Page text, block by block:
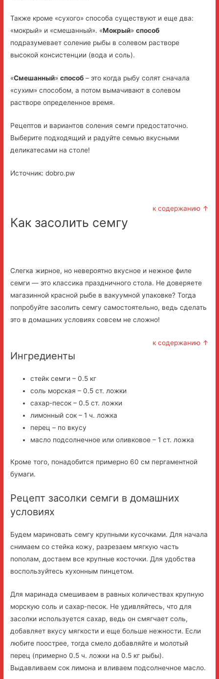
Также кроме «сухого» способа существуют и еще два:
«мокрый» и «смешанный». «Мокрый»способ
подразумевает соление рыбы в солевом растворе
высокой консистенции (вода и соль).
«Смешанный»способ – это когда рыбу солят сначала
«сухим» способом, а потом вымачивают в солевом
растворе определенное время.
Рецептов и вариантов соления семги предостаточно.
Выберите подходящий и радуйте семью вкусными
деликатесами на столе!
Источник: dobro.pw
к содержанию ↑
Как засолить семгу
Слегка жирное, но невероятно вкусное и нежное филе
семги — это классика праздничного стола. Не доверяете
магазинной красной рыбе в вакуумной упаковке? Тогда
попробуйте засолить семгу самостоятельно, ведь сделать
это в домашних условиях совсем не сложно!
к содержанию ↑
Ингредиенты
стейк семги – 0.5 кг
соль морская – 0.5 ст. ложки
сахар-песок – 0.5 ст. ложки
лимонный сок – 1 ч. ложка
перец – по вкусу
масло подсолнечное или оливковое – 1 ст. ложка
Кроме того, понадобится примерно 60 см пергаментной
бумаги.
Рецепт засолки семги в домашних
условиях
Будем мариновать семгу крупными кусочками. Для начала
снимаем со стейка кожу, разрезаем мягкую часть
пополам, достаем все крупные косточки. Для удобства
воспользуйтесь кухонным пинцетом.
Для маринада смешиваем в равных количествах крупную
морскую соль и сахар-песок. Не удивляйтесь, что для
засолки используется сахар, ведь он смягчает соль,
добавляет вкусу мягкости и еще больше нежности. Если
любите поострее, тогда смело добавляйте и молотый
перец (примерно 0.5 ч. ложки на 0.5 кг рыбы).
Выдавливаем сок лимона и вливаем подсолнечное масло.